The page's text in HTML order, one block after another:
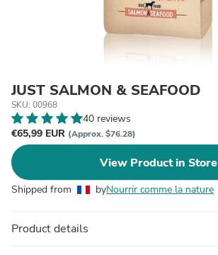
JUST SALMON & SEAFOOD
SKU: 00968
40 reviews
€65,99 EUR (Approx. $76.28)
View Product in Store
Shipped from byNourrir comme la nature
Product details